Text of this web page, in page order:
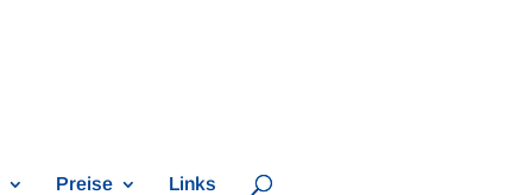
Preise Links